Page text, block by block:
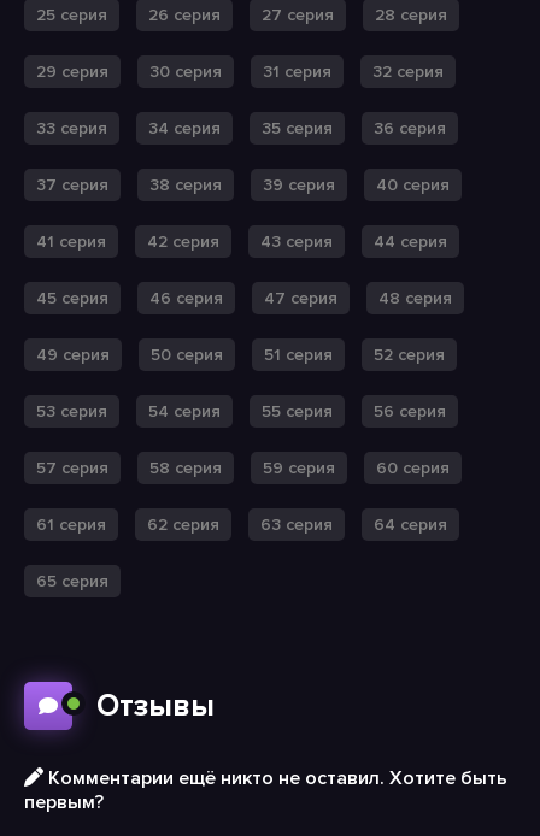
25 серия 26 серия 27 серия 28 серия
29 серия 30 серия 31 серия 32 серия
33 серия 34 серия 35 серия 36 серия
37 серия 38 серия 39 серия 40 серия
41 серия 42 серия 43 серия 44 серия
45 серия 46 серия 47 серия 48 серия
49 серия 50 серия 51 серия 52 серия
53 серия 54 серия 55 серия 56 серия
57 серия 58 серия 59 серия 60 серия
61 серия 62 серия 63 серия 64 серия
65 серия
Отзывы
Комментарии ещё никто не оставил. Хотите быть
первым?